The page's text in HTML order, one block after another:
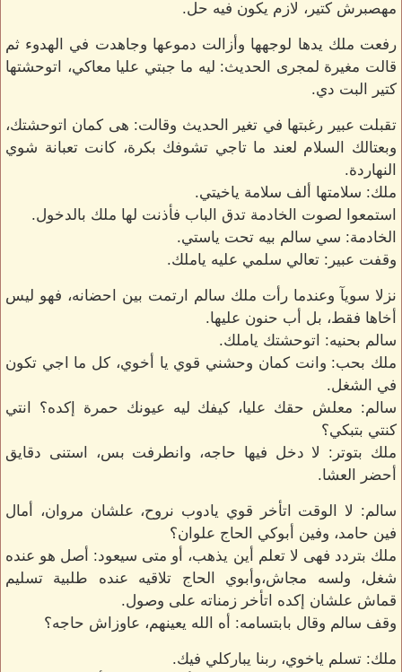
مهصبرش كتير، لازم يكون فيه حل.
رفعت ملك يدها لوجهها وأزالت دموعها وجاهدت في الهدوء ثم
قالت مغيرة لمجرى الحديث: ليه ما جبتي عليا معاكي، اتوحشتها
كتير البت دي.
تقبلت عبير رغبتها في تغير الحديث وقالت: هى كمان اتوحشتك،
وبعتالك السلام لعند ما تاجي تشوفك بكرة، كانت تعبانة شوي
النهاردة.
ملك: سلامتها ألف سلامة ياخيتي.
استمعوا لصوت الخادمة تدق الباب فأذنت لها ملك بالدخول.
الخادمة: سي سالم بيه تحت ياستي.
وقفت عبير: تعالي سلمي عليه ياملك.
نزلا سويآ وعندما رأت ملك سالم ارتمت بين احضانه، فهو ليس
أخاها فقط، بل أب حنون عليها.
سالم بحنيه: اتوحشتك ياملك.
ملك بحب: وانت كمان وحشني قوي يا أخوي، كل ما اجي تكون
في الشغل.
سالم: معلش حقك عليا، كيفك ليه عيونك حمرة إكده؟ انتي
كنتي بتبكي؟
ملك بتوتر: لا دخل فيها حاجه، وانطرفت بس، استنى دقايق
أحضر العشا.
سالم: لا الوقت اتأخر قوي يادوب نروح، علشان مروان، أمال
فين حامد، وفين أبوكي الحاج علوان؟
ملك بتردد فهى لا تعلم أين يذهب، أو متى سيعود: أصل هو عنده
شغل، ولسه مجاش،وأبوي الحاج تلاقيه عنده طلبية تسليم
قماش علشان إكده اتأخر زمناته على وصول.
وقف سالم وقال بابتسامه: أه الله يعينهم، عاوزاش حاجه؟
ملك: تسلم ياخوي، ربنا يباركلي فيك.